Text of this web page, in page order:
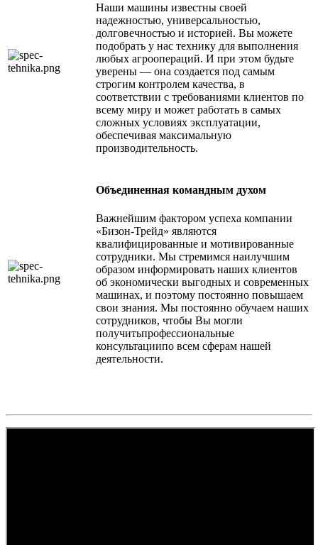
Наши машины известны своей
надежностью, универсальностью,
долговечностью и историей. Вы можете
подобрать у нас технику для выполнения
любых агроопераций. И при этом будьте
уверены — она создается под самым
строгим контролем качества, в
соответствии с требованиями клиентов по
всему миру и может работать в самых
сложных условиях эксплуатации,
обеспечивая максимальную
производительность.
Объединенная командным духом
Важнейшим фактором успеха компании
«Бизон-Трейд» являются
квалифицированные и мотивированные
сотрудники. Мы стремимся наилучшим
образом информировать наших клиентов
об экономически выгодных и современных
машинах, и поэтому постоянно повышаем
свои знания. Мы постоянно обучаем наших
сотрудников, чтобы Вы могли
получитьпрофессиональные
консультациипо всем сферам нашей
деятельности.